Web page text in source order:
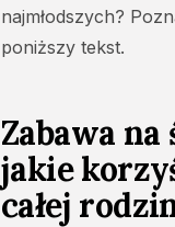
najmłodszych?
poniższy tekst.
Zabawa
jakie
całej